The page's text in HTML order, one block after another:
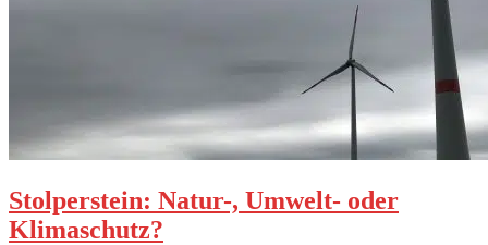
Stolperstein: Natur-, Umwelt- oder
Klimaschutz?